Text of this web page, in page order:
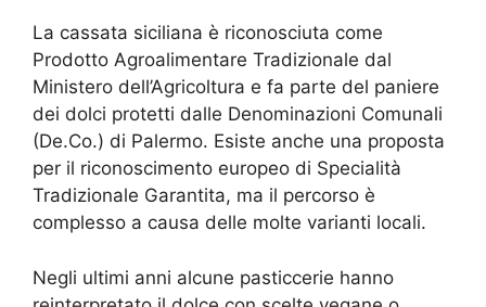
La cassata siciliana è riconosciuta come
Prodotto Agroalimentare Tradizionale dal
Ministero dell’Agricoltura e fa parte del paniere
dei dolci protetti dalle Denominazioni Comunali
(De.Co.) di Palermo. Esiste anche una proposta
per il riconoscimento europeo di Specialità
Tradizionale Garantita, ma il percorso è
complesso a causa delle molte varianti locali.
Negli ultimi anni alcune pasticcerie hanno